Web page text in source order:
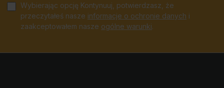
Wybierając opcję Kontynuuj, potwierdzasz, że
przeczytałeś nasze informacje o ochronie danych i
zaakceptowałem nasze ogólne warunki.